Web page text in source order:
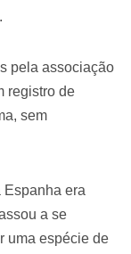
pela associação
registro de
sem
Espanha era
a se
uma espécie de